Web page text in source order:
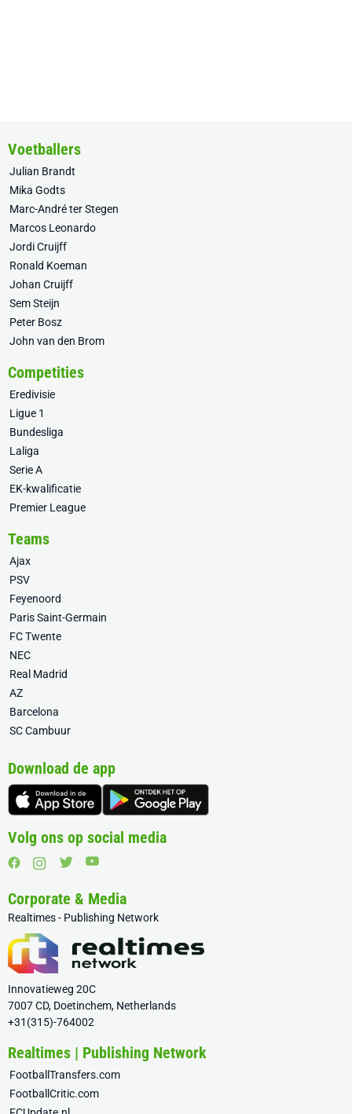
Voetballers
Julian Brandt
Mika Godts
Marc-André ter Stegen
Marcos Leonardo
Jordi Cruijff
Ronald Koeman
Johan Cruijff
Sem Steijn
Peter Bosz
John van den Brom
Competities
Eredivisie
Ligue 1
Bundesliga
Laliga
Serie A
EK-kwalificatie
Premier League
Teams
Ajax
PSV
Feyenoord
Paris Saint-Germain
FC Twente
NEC
Real Madrid
AZ
Barcelona
SC Cambuur
Download de app
Volg ons op social media
Corporate & Media
Realtimes - Publishing Network
Innovatieweg 20C
7007 CD, Doetinchem, Netherlands
+31(315)-764002
Realtimes | Publishing Network
FootballTransfers.com
FootballCritic.com